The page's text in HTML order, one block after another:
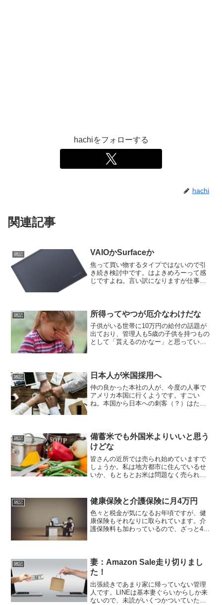
hachiをフォローする
hachi
関連記事
雑記 VAIOかSurfaceか
焦って買い物するタイプではないので引
き続き検討中です。はよきめろーって感
じですよね。言い訳になりますが仕事が
訳ですね。買い物が楽しい...
雑記 所得ってやつが厄介なわけだな
子供がいる世帯に10万円の給付の話題が
出ており、管理人も5歳の子供を持つもの
として「貰えるのかなー」と思っていま
が無くても問...
雑記 日本人が米国採用へ
仲の良かった本社の人が、今度の人事で
アメリカ本国に行くようです。すごい
ね。本国から日本への刺客（？）はたく
への切り替えなので本物です...
雑記
備蓄米でも外国米よりいいと思う
けどな
皆さんの近所では売られ始めていますで
しょうか。私は地方都市に住んでいるせ
いか、もともとお米は問題なく売られて
ていないので、気にせず買い続けていま
す。高くなったとはいえ健...
雑記 健康保険と介護保険に月4万円
色々と税金が気になるお年頃ですが、健
康保険もそれなりに取られています。介
護保険料も加わっているので、ざっと4万
は民間の医療保...
雑記
妻：Amazon Sale走り切りまし
た！
出張続きであまり家に帰っていない管理
人です。LINEは基本妻ぐらいからしか来
ないので、未読がいくつかついていたら